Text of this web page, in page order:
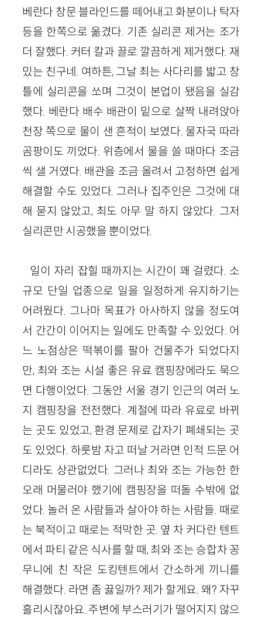
베란다 창문 블라인드를 떼어내고 화분이나 탁자
등을 한쪽으로 옮겼다. 기존 실리콘 제거는 조가
더 잘했다. 커터 칼과 끌로 깔끔하게 제거했다. 재
밌는 친구네. 여하튼, 그날 최는 사다리를 밟고 창
틀에 실리콘을 쏘며 그것이 본업이 됐음을 실감
했다. 베란다 배수 배관이 밑으로 살짝 내려앉아
천장 쪽으로 물이 샌 흔적이 보였다. 물자국 따라
곰팡이도 끼었다. 위층에서 물을 쓸 때마다 조금
씩 샐 거였다. 배관을 조금 올려서 고정하면 쉽게
해결할 수도 있었다. 그러나 집주인은 그것에 대
해 묻지 않았고, 최도 아무 말 하지 않았다. 그저
실리콘만 시공했을 뿐이었다.
일이 자리 잡힐 때까지는 시간이 꽤 걸렸다. 소
규모 단일 업종으로 일을 일정하게 유지하기는
어려웠다. 그나마 목표가 아사하지 않을 정도여
서 간간이 이어지는 일에도 만족할 수 있었다. 어
느 노점상은 떡볶이를 팔아 건물주가 되었다지
만, 최와 조는 시설 좋은 유료 캠핑장에라도 묵으
면 다행이었다. 그동안 서울 경기 인근의 여러 노
지 캠핑장을 전전했다. 계절에 따라 유료로 바뀌
는 곳도 있었고, 환경 문제로 갑자기 폐쇄되는 곳
도 있었다. 하룻밤 자고 떠날 거라면 인적 드문 어
디라도 상관없었다. 그러나 최와 조는 가능한 한
오래 머물러야 했기에 캠핑장을 떠돌 수밖에 없
었다. 놀러 온 사람들과 살아야 하는 사람들. 때로
는 북적이고 때로는 적막한 곳. 옆 차 커다란 텐트
에서 파티 같은 식사를 할 때, 최와 조는 승합차 꽁
무니에 친 작은 도킹텐트에서 간소하게 끼니를
해결했다. 라면 좀 끓일까? 제가 할게요. 왜? 자꾸
흘리시잖아요. 주변에 부스러기가 떨어지지 않으